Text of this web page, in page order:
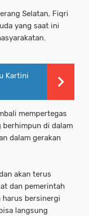
Selatan, Fiqri
yang saat ini
Kartini
mempertegas
berhimpun di dalam
dalam gerakan
akan terus
dan pemerintah
harus bersinergi
langsung